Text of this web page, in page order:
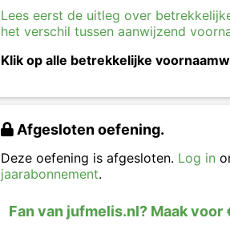
Lees eerst de uitleg over
het verschil tussen aanwijzend
Klik op alle betrekkelijke
Afgesloten oefening.
Deze oefening is afgesloten. Log in
jaarabonnement.
Fan van jufmelis.nl? Maak voor